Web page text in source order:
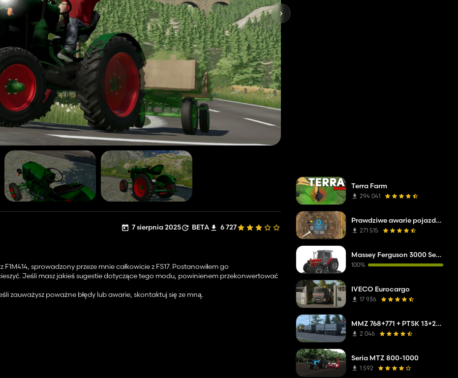
7 sierpnia 2025 BETA 6 727
sprowadzony przeze mnie całkowicie z FS17. Postanowiłem go
Jeśli masz jakieś sugestie dotyczące tego modu, powinienem przekonwertować
zauważysz poważne błędy lub awarie, skontaktuj się ze mną.
Terra Farm
294 041
Prawdziwe awarie pojazdów
271 515
Massey Ferguson 3000 Series
100%
IVECO Eurocargo
17 936
MMZ 768+771 + PTSK 13+20 Pack
2 046
Seria MTZ 800-1000
1 592